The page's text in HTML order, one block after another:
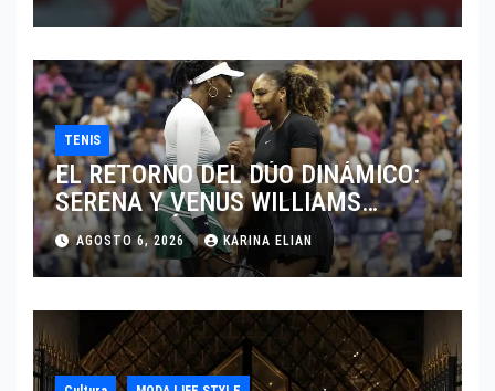
TENIS
EL RETORNO DEL DÚO DINÁMICO:
SERENA Y VENUS WILLIAMS
DISPUTARÁN LOS DOBLES EN
CINCINNATI 2026
AGOSTO 6, 2026 KARINA ELIAN